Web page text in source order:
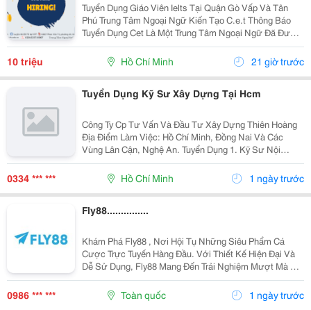
Tuyển Dụng Giáo Viên Ielts Tại Quận Gò Vấp Và Tân
Phú Trung Tâm Ngoại Ngữ Kiến Tạo C.e.t Thông Báo
Tuyển Dụng Cet Là Một Trung Tâm Ngoại Ngữ Đã Được
Thành Lập 16 Năm Chuyên Về Chương Trình Anh Văn
Học Thuật Ielts &Ndash; Toefl Ibt. Trung Tâm...
10 triệu Hồ Chí Minh 21 giờ trước
Tuyển Dụng Kỹ Sư Xây Dựng Tại Hcm
Công Ty Cp Tư Vấn Và Đầu Tư Xây Dựng Thiên Hoàng
Địa Điểm Làm Việc: Hồ Chí Minh, Đồng Nai Và Các
Vùng Lân Cận, Nghệ An. Tuyển Dụng 1. Kỹ Sư Nội
Nghiệp Công Trình Giao Thông, Cầu Đường : 06 2. Kỹ
Sư Hiện Trường Công Trình Giao Thông, Cầu...
0334 *** *** Hồ Chí Minh 1 ngày trước
Fly88...............
Khám Phá Fly88 , Nơi Hội Tụ Những Siêu Phẩm Cá
Cược Trực Tuyến Hàng Đầu. Với Thiết Kế Hiện Đại Và
Dễ Sử Dụng, Fly88 Mang Đến Trải Nghiệm Mượt Mà Dù
Bạn Chơi Trên Điện Thoại Hay Máy Tính. Điểm Tựa
Niềm Tin Của Người Chơi Nằm Ở Hệ Thống Thanh
Toán Rõ...
0986 *** *** Toàn quốc 1 ngày trước